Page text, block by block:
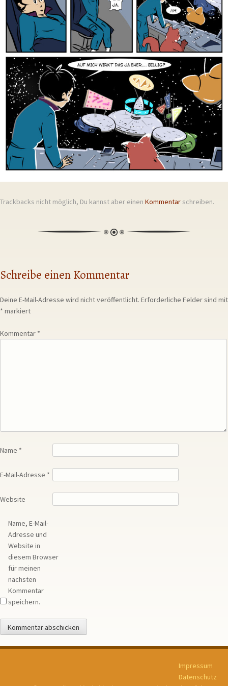
Trackbacks nicht möglich, Du kannst aber einen Kommentar schreiben.
Schreibe einen Kommentar
Deine E-Mail-Adresse wird nicht veröffentlicht. Erforderliche Felder sind mit
* markiert
Kommentar *
Name *
E-Mail-Adresse *
Website
Name, E-Mail-
Adresse und
Website in
diesem Browser
für meinen
nächsten
Kommentar
speichern.
Impressum
Datenschutz